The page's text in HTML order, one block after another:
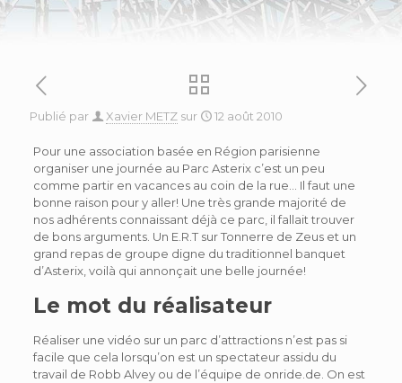
Publié par Xavier METZ sur 12 août 2010
Pour une association basée en Région parisienne
organiser une journée au Parc Asterix c’est un peu
comme partir en vacances au coin de la rue… Il faut une
bonne raison pour y aller! Une très grande majorité de
nos adhérents connaissant déjà ce parc, il fallait trouver
de bons arguments. Un E.R.T sur Tonnerre de Zeus et un
grand repas de groupe digne du traditionnel banquet
d’Asterix, voilà qui annonçait une belle journée!
Le mot du réalisateur
Réaliser une vidéo sur un parc d’attractions n’est pas si
facile que cela lorsqu’on est un spectateur assidu du
travail de Robb Alvey ou de l’équipe de onride.de. On est